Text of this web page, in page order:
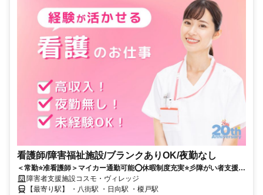
看護師/障害福祉施設/ブランクありOK/夜勤なし
＜常勤⭐准看護師＞マイカー通勤可能⭕休暇制度充実⭐彡障がい者支援施
設の求人です✨
障害者支援施設コスモ・ヴィレッジ
【最寄り駅】 ・八街駅 ・日向駅 ・榎戸駅